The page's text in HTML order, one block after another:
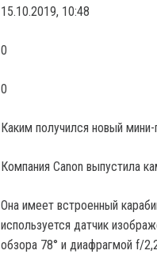
15.10.2019, 10:48
0
0
Каким получился новый
Компания Canon выпустила
Она имеет встроенный
используется датчик
обзора 78° и диафрагмой f/